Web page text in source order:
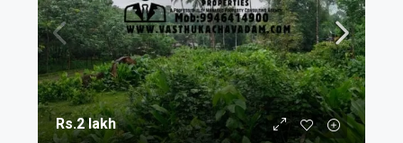
Rs.2 lakh